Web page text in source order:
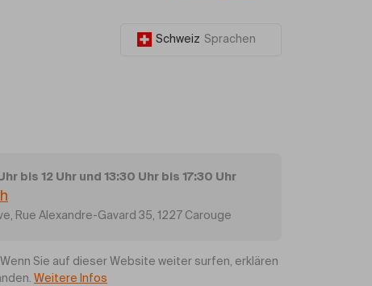
Schweiz Sprachen
bis 12 Uhr und 13:30 Uhr bis 17:30 Uhr
Rue Alexandre-Gavard 35, 1227 Carouge
Sie auf dieser Website weiter surfen, erklären
Weitere Infos